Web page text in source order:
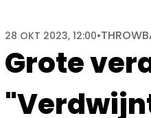
Grote
28 OKT 2023, 12:00•